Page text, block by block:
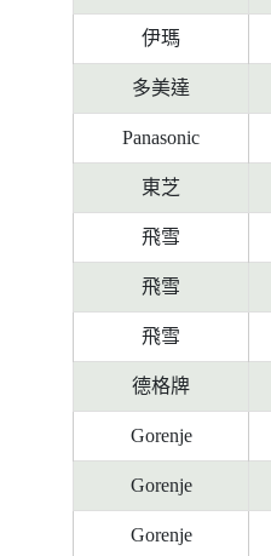
號
的
源
伊瑪
多美達
Panasonic
東芝
飛雪
飛雪
飛雪
德格牌
Gorenje
Gorenje
Gorenje